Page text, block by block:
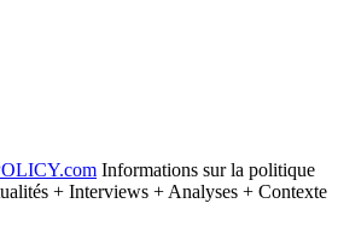
.com Informations sur la politique
+ Interviews + Analyses + Contexte